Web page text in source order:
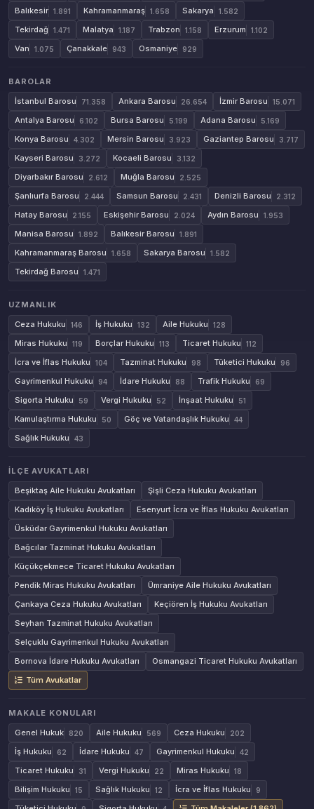
Balıkesir 1.891 Kahramanmaraş 1.658 Sakarya 1.582
Tekirdağ 1.471 Malatya 1.187 Trabzon 1.158 Erzurum 1.102
Van 1.075 Çanakkale 943 Osmaniye 929
BAROLAR
İstanbul Barosu
71.358 Ankara Barosu 26.654 İzmir Barosu 15.071
Antalya Barosu 6.102 Bursa Barosu 5.199 Adana Barosu 5.169
Konya Barosu 4.302 Mersin Barosu 3.923 Gaziantep Barosu 3.717
Kayseri Barosu 3.272 Kocaeli Barosu 3.132
Diyarbakır Barosu 2.612 Muğla Barosu 2.525
Şanlıurfa Barosu 2.444 Samsun Barosu 2.431 Denizli Barosu 2.312
Hatay Barosu 2.155 Eskişehir Barosu 2.024 Aydın Barosu 1.953
Manisa Barosu 1.892 Balıkesir Barosu 1.891
Kahramanmaraş Barosu 1.658 Sakarya Barosu 1.582
Tekirdağ Barosu 1.471
UZMANLIK
Ceza Hukuku
146 İş Hukuku 132 Aile Hukuku 128
Miras Hukuku 119 Borçlar Hukuku 113 Ticaret Hukuku 112
İcra ve İflas Hukuku 104 Tazminat Hukuku 98 Tüketici Hukuku 96
Gayrimenkul Hukuku 94 İdare Hukuku 88 Trafik Hukuku 69
Sigorta Hukuku 59 Vergi Hukuku 52 İnşaat Hukuku 51
Kamulaştırma Hukuku 50 Göç ve Vatandaşlık Hukuku 44
Sağlık Hukuku 43
İLÇE AVUKATLARI
Beşiktaş Aile Hukuku Avukatları
Şişli Ceza Hukuku Avukatları
Kadıköy İş Hukuku Avukatları
Esenyurt İcra ve İflas Hukuku Avukatları
Üsküdar Gayrimenkul Hukuku Avukatları
Bağcılar Tazminat Hukuku Avukatları
Küçükçekmece Ticaret Hukuku Avukatları
Pendik Miras Hukuku Avukatları
Ümraniye Aile Hukuku Avukatları
Çankaya Ceza Hukuku Avukatları
Keçiören İş Hukuku Avukatları
Seyhan Tazminat Hukuku Avukatları
Selçuklu Gayrimenkul Hukuku Avukatları
Bornova İdare Hukuku Avukatları
Osmangazi Ticaret Hukuku Avukatları
Tüm Avukatlar
MAKALE KONULARI
Genel Hukuk
820 Aile Hukuku 569 Ceza Hukuku 202
İş Hukuku 62 İdare Hukuku 47 Gayrimenkul Hukuku 42
Ticaret Hukuku 31 Vergi Hukuku 22 Miras Hukuku 18
Bilişim Hukuku 15 Sağlık Hukuku 12 İcra ve İflas Hukuku 9